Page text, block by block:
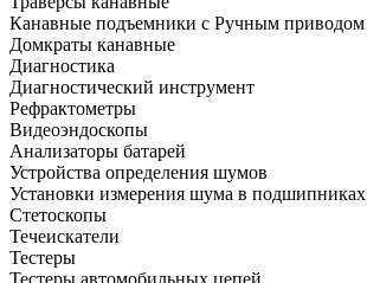
Канавные подъемники с Ручным приводом
Домкраты канавные
Диагностика
Диагностический инструмент
Рефрактометры
Видеоэндоскопы
Анализаторы батарей
Устройства определения шумов
Установки измерения шума в подшипниках
Стетоскопы
Течеискатели
Тестеры
Тестеры автомобильных цепей